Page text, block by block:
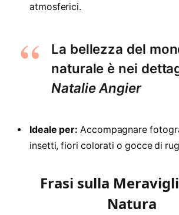
atmosferici.
La bellezza del
naturale è nei
Natalie Angier
Ideale per: Accompagnare
insetti, fiori colorati o gocce di
Frasi sulla
Natura